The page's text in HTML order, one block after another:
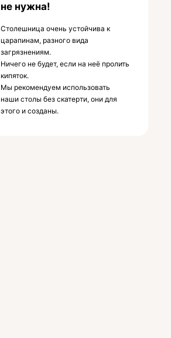
не нужна!
Столешница очень устойчива к
царапинам, разного вида
загрязнениям.
Ничего не будет, если на неё пролить
кипяток.
Мы рекомендуем использовать
наши столы без скатерти, они для
этого и созданы.